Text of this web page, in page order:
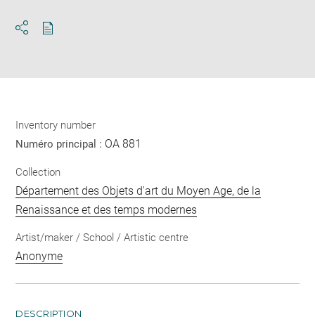
Inventory number
Numéro principal : OA 881
Collection
Département des Objets d'art du Moyen Age, de la
Renaissance et des temps modernes
Artist/maker / School / Artistic centre
Anonyme
DESCRIPTION